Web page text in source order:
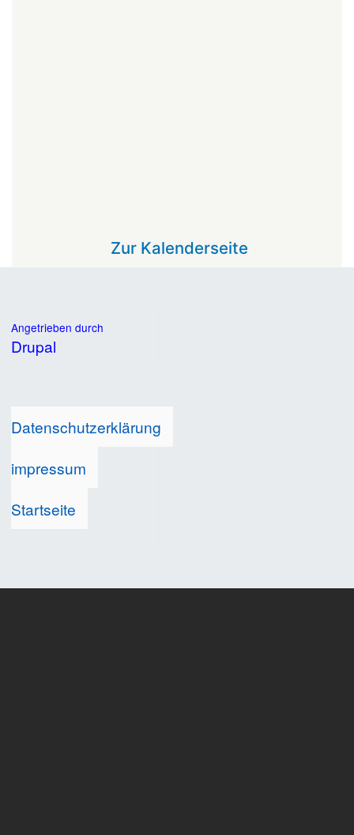
Zur Kalenderseite
Angetrieben durch
Drupal
Datenschutzerklärung
impressum
Startseite